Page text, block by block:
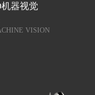
机器视觉
VISION